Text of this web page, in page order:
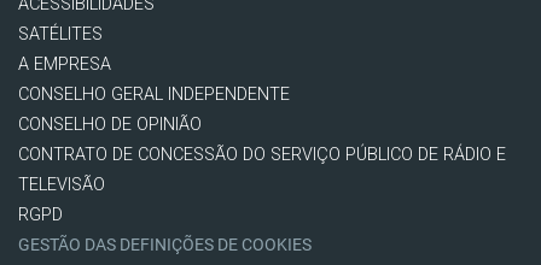
ACESSIBILIDADES
SATÉLITES
A EMPRESA
CONSELHO GERAL INDEPENDENTE
CONSELHO DE OPINIÃO
CONTRATO DE CONCESSÃO DO SERVIÇO PÚBLICO DE RÁDIO E
TELEVISÃO
RGPD
GESTÃO DAS DEFINIÇÕES DE COOKIES